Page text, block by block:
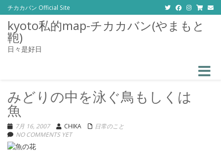
チカカバン Official Site
kyoto私的map-チカカバン(やまもと
鞄)
日々是好日
みどりの中を泳ぐ鳥もしくは
魚
7月 16, 2007 CHIKA
日常のこと
NO COMMENTS YET